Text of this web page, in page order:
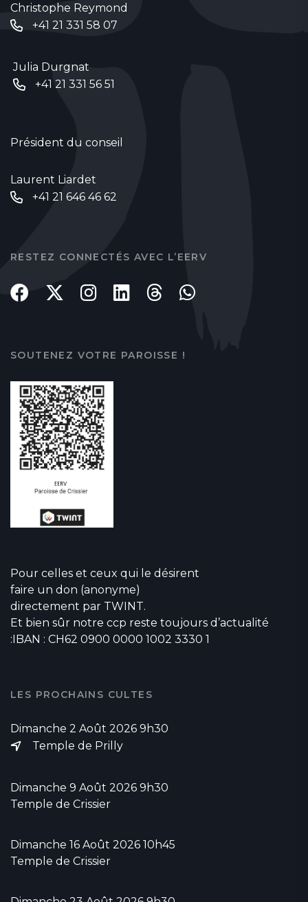
Christophe Reymond
+41 21 331 58 07
Julia Durgnat
+41 21 331 56 51
Président du conseil
Laurent Liardet
+41 21 646 46 62
RESTEZ CONNECTÉS AVEC L’EERV
SOUTENEZ VOTRE PAROISSE !
Pour celles et ceux qui le désirent
faire un don (anonyme)
directement par TWINT.
Et bien sûr notre ccp reste toujours d’actualité
:IBAN : CH62 0900 0000 1002 3330 1
LES PROCHAINS CULTES
Dimanche 2 Août 2026 9h30
Temple de Prilly
Dimanche 9 Août 2026 9h30
Temple de Crissier
Dimanche 16 Août 2026 10h45
Temple de Crissier